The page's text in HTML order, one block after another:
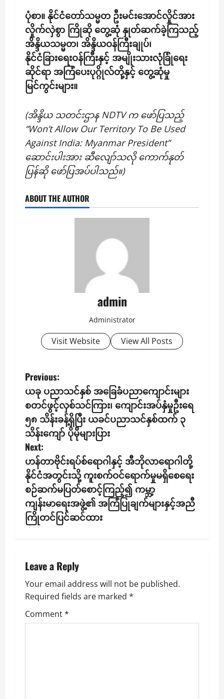
ပုံစာ။ နိုင်ငံတော်သမ္မတ ဦးမင်းအောင်လှိုင်အား
လှိုက်လှဲစွာ ကြိုဆို တွေ့ဆုံ နှုတ်ဆက်ခဲ့ကြသည့်
အိန္ဒိယသမ္မတ၊ အိန္ဒိယဝန်ကြီးချုပ်၊
နိုင်ငံခြားရေးဝန်ကြီးနှင့် အမျိုးသားလုံခြုံရေး
ဆိုင်ရာ အကြံပေးပုဂ္ဂိုလ်တို့နှင့် တွေ့ဆုံမှု
မြင်ကွင်းများ။
(အိန္ဒိယ သတင်းဌာန NDTV က ဖော်ပြသည့်
“Won’t Allow Our Territory To Be Used
Against India: Myanmar President”
ဆောင်းပါးအား ဆီလျော်သလို ကောက်နုတ်
ပြန်ဆို ဖော်ပြအပ်ပါသည်။)
ABOUT THE AUTHOR
admin
Administrator
Visit Website View All Posts
P
o
s
t
n
a
v
i
a
t
i
Previous:
ယခု ပညာသင်နှစ် အခြေခံပညာကျောင်းများ
စတင်ဖွင့်လှစ်သင်ကြား၊ ကျောင်းအပ်နှံမှုဦးရေ
၅၈ သိန်းခန့်ရှိပြီး ယခင်ပညာသင်နှစ်ထက် ၃
သိန်းကျော် ပိုမိိုများပြား
Next:
ဟန်တာဗိုင်းရပ်စ်ရောဂါနှင့် အီဘိုလာရောဂါတို့
နိုင်ငံအတွင်းသို့ ကူးစက်ဝင်ရောက်မှုမရှိစေရေး
စဉ်ဆက်မပြတ်စောင့်ကြည့်၍ ကမ္ဘာ့
ကျန်းမာရေးအဖွဲ့၏ အကြံပြုချက်များနှင့်အညီ
ကြိုတင်ပြင်ဆင်ထား
Leave a Reply
Your email address will not be published.
Required fields are marked *
Comment*